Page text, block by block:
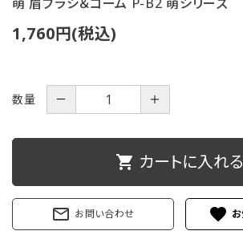
1,760円(税込)
数量 － ＋
shopping_cart カートに入れる
mail_outline お問い合わせ favorite